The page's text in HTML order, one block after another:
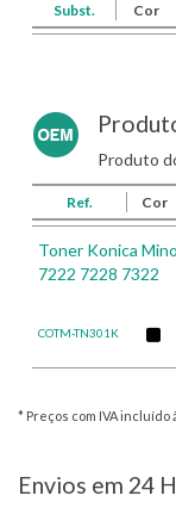
Subst. Cor
Produto
Ref. Cor
Toner Konica
7222 7228 7322
COTM-TN301K
* Preços com IVA incluído
Envios em 24